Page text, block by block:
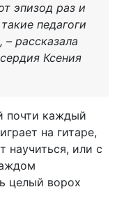
эпизод раз и
педагоги
– рассказала
Ксения
почти каждый
на гитаре,
научиться, или с
целый ворох